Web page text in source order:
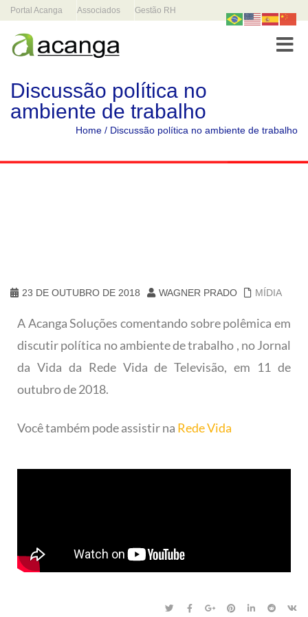
Portal Acanga Associados Gestão RH
Discussão política no
ambiente de trabalho
Home / Discussão política no ambiente de trabalho
23 DE OUTUBRO DE 2018 WAGNER PRADO MÍDIA
A Acanga Soluções comentando sobre polêmica em
discutir política no ambiente de trabalho , no Jornal
da Vida da Rede Vida de Televisão, em 11 de
outubro de 2018.
Você também pode assistir na Rede Vida